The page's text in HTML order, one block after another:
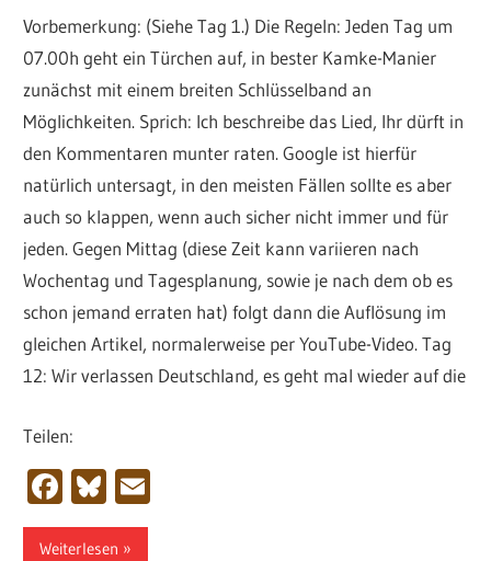
Vorbemerkung: (Siehe Tag 1.) Die Regeln: Jeden Tag um
07.00h geht ein Türchen auf, in bester Kamke-Manier
zunächst mit einem breiten Schlüsselband an
Möglichkeiten. Sprich: Ich beschreibe das Lied, Ihr dürft in
den Kommentaren munter raten. Google ist hierfür
natürlich untersagt, in den meisten Fällen sollte es aber
auch so klappen, wenn auch sicher nicht immer und für
jeden. Gegen Mittag (diese Zeit kann variieren nach
Wochentag und Tagesplanung, sowie je nach dem ob es
schon jemand erraten hat) folgt dann die Auflösung im
gleichen Artikel, normalerweise per YouTube-Video. Tag
12: Wir verlassen Deutschland, es geht mal wieder auf die
Teilen:
Facebook
Bluesky
Weiterlesen